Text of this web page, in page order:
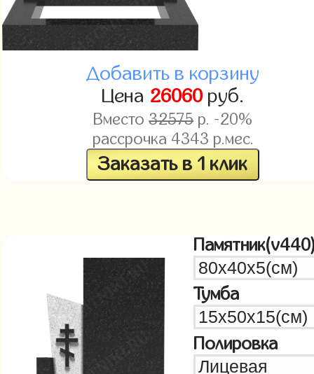
Добавить в корзину
Цена 26060руб.
Вместо32575р. -20%
рассрочка 4343 р.мес.
Заказать в 1 клик
Тумба
Полировка